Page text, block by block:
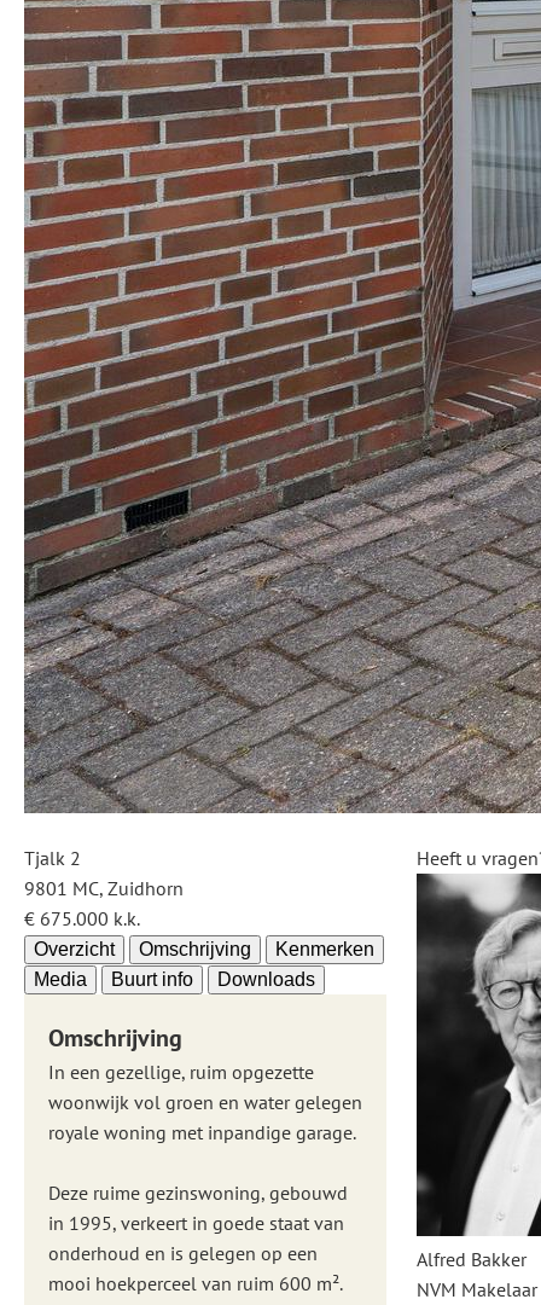
Tjalk 2
9801 MC, Zuidhorn
€ 675.000 k.k.
Overzicht Omschrijving
Kenmerken
Media
Buurt info Downloads
Omschrijving
In een gezellige, ruim opgezette
woonwijk vol groen en water gelegen
royale woning met inpandige garage.
Deze ruime gezinswoning, gebouwd
in 1995, verkeert in goede staat van
onderhoud en is gelegen op een
mooi hoekperceel van ruim 600 m².
Heeft u
Alfred Bakker
NVM Makelaar